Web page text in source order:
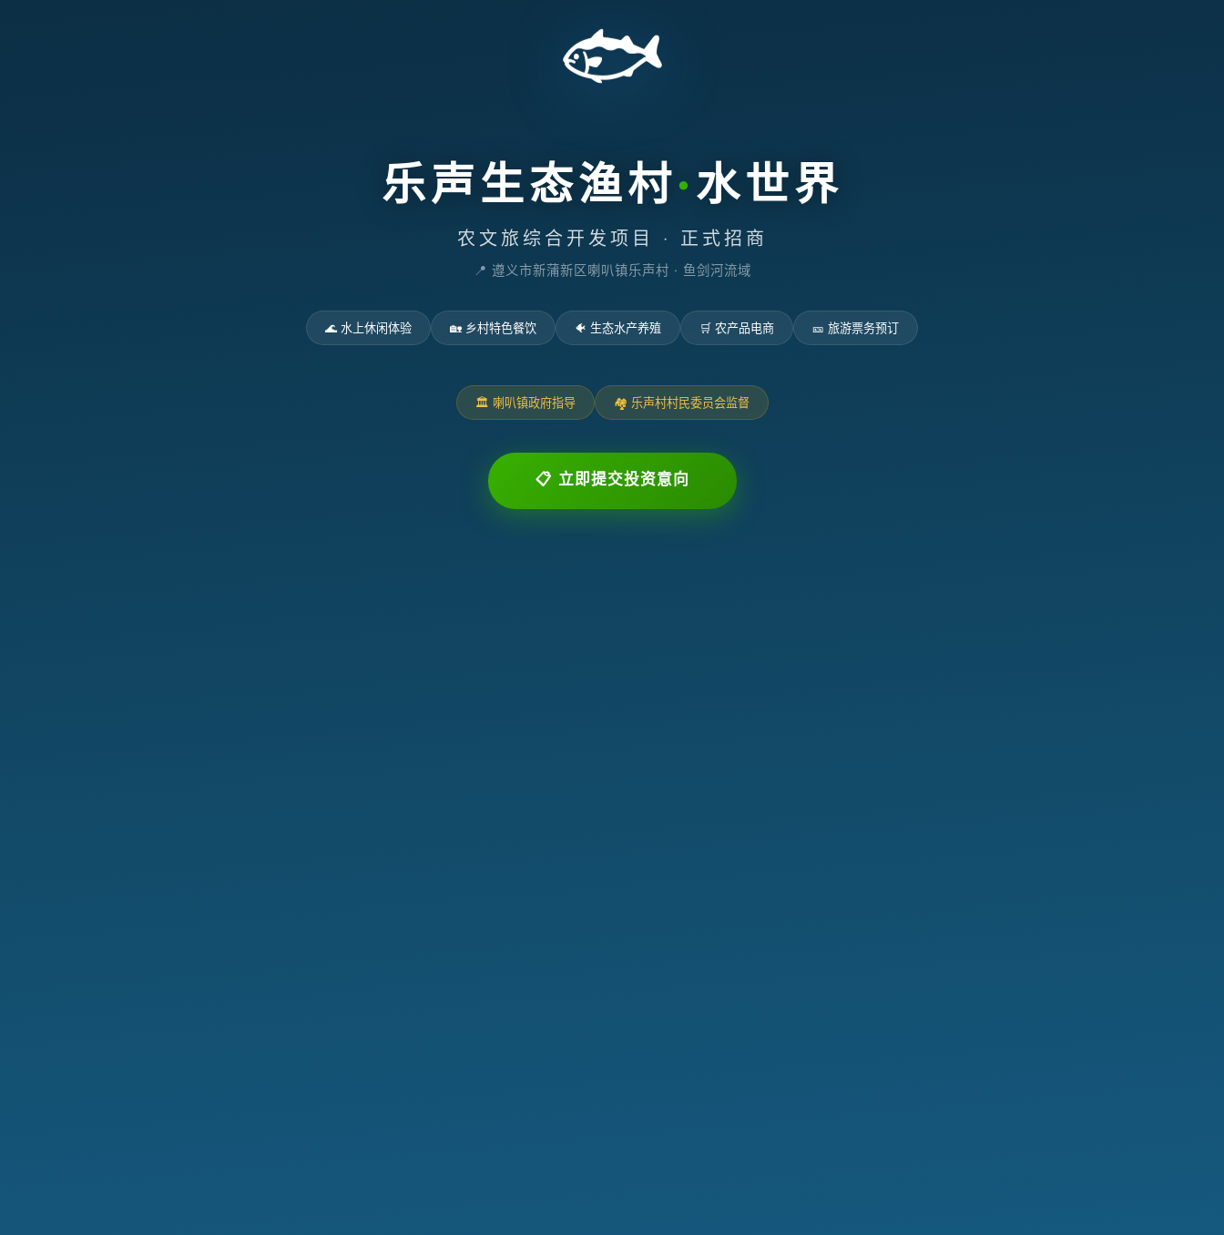
🐟
乐声生态渔村·水世界
农文旅综合开发项目 · 正式招商
📍 遵义市新蒲新区喇叭镇乐声村 · 鱼剑河流域
🌊 水上休闲体验 🏡 乡村特色餐饮 🐠 生态水产养殖 🛒 农产品电商 🎫 旅游票务预订
🏛️ 喇叭镇政府指导 🏘️ 乐声村村民委员会监督
📋 立即提交投资意向